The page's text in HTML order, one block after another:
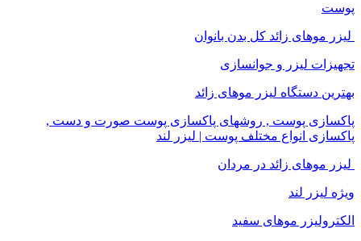
پوست
لیزر موهای زائد کل بدن بانوان
تجهیزات لیزر و جوانسازی
بهترین دستگاه لیزر موهای زائد
پاکسازی پوست , روشهای پاکسازی پوست صورت و دست ,
پاکسازی انواع مختلف پوست | لیزر لند
لیزر موهای زائد در مردان
ویژه لیزر لند
الکترولیزر موهای سفید